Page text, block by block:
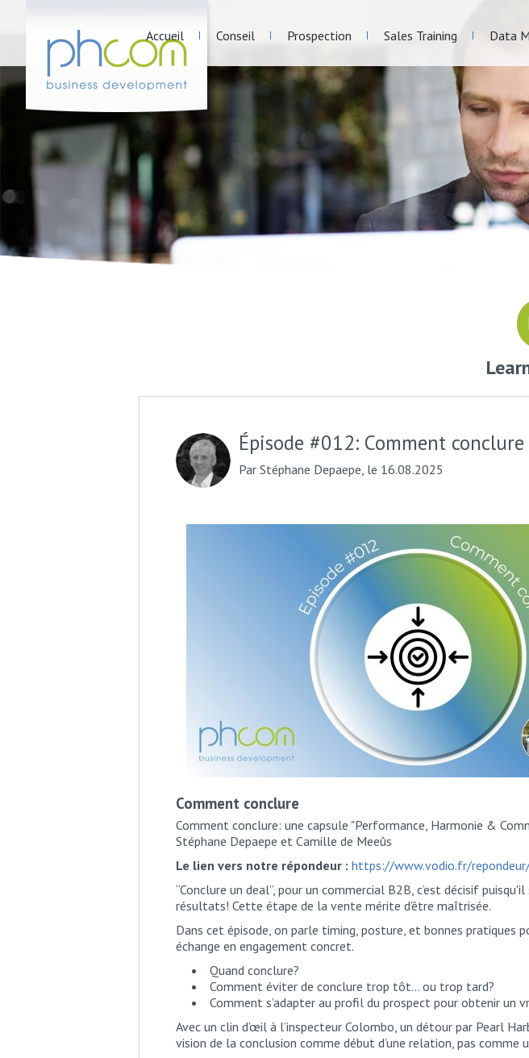
Accueil Conseil Prospection Sales Training Data
Épisode #012: Comment conclure
Par Stéphane Depaepe, le 16.08.2025
Comment conclure
Comment conclure: une capsule "Performance, Harmonie &
Stéphane Depaepe et Camille de Meeûs
Le lien vers notre répondeur : https://www.vodio.fr/
“Conclure un deal”, pour un commercial B2B, c’est décisif
résultats! Cette étape de la vente mérite d’être maîtrisée.
Dans cet épisode, on parle timing, posture, et bonnes pratiques
échange en engagement concret.
Quand conclure?
Comment éviter de conclure trop tôt… ou trop tard?
Comment s’adapter au profil du prospect pour obtenir un
Avec un clin d’œil à l’inspecteur Colombo, un détour par Pearl
vision de la conclusion comme début d’une relation, pas comme